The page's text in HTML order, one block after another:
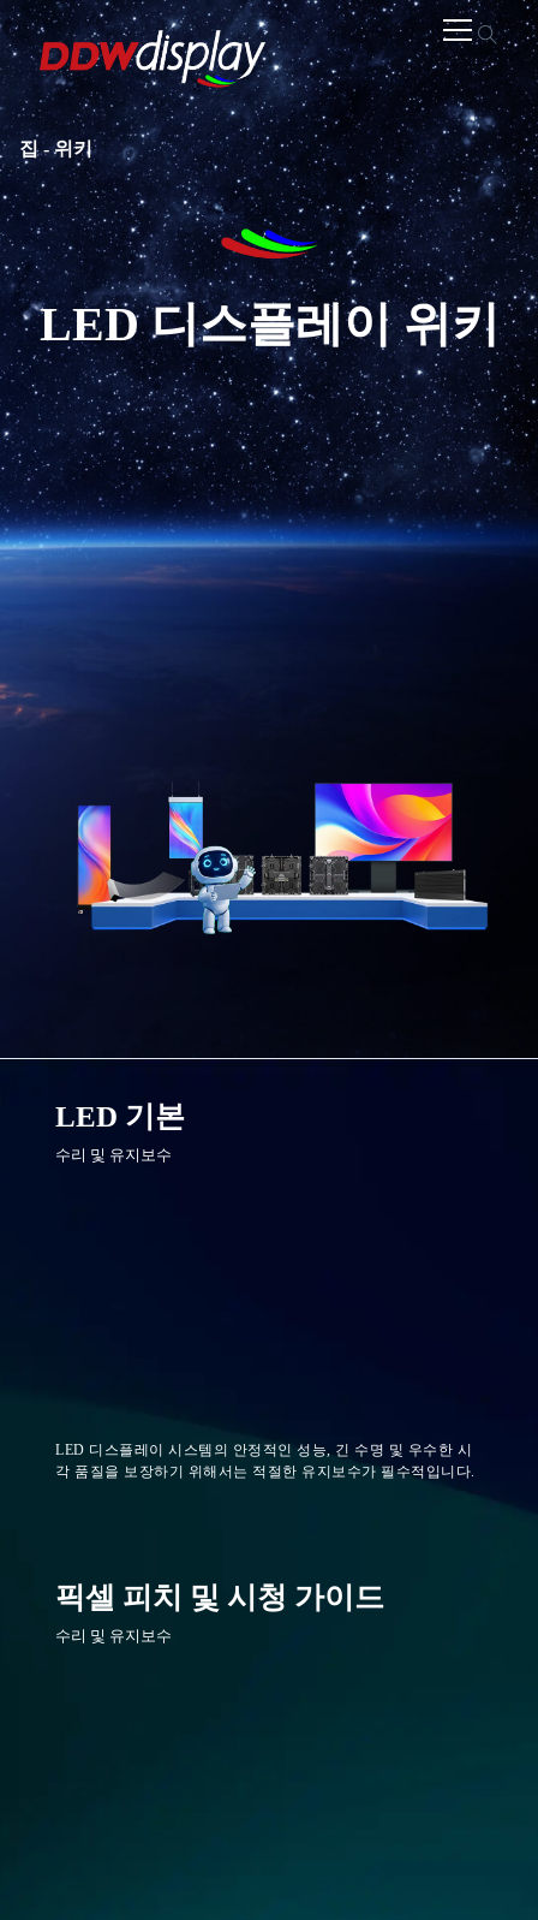
집-위키
LED 디스플레이 위키
LED 기본
수리 및 유지보수
LED 디스플레이 시스템의 안정적인 성능, 긴 수명 및 우수한 시
각 품질을 보장하기 위해서는 적절한 유지보수가 필수적입니다.
픽셀 피치 및 시청 가이드
수리 및 유지보수